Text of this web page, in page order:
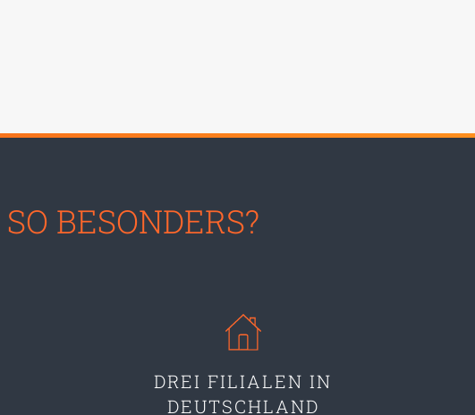
BESONDERS?
DREI FILIALEN IN
DEUTSCHLAND